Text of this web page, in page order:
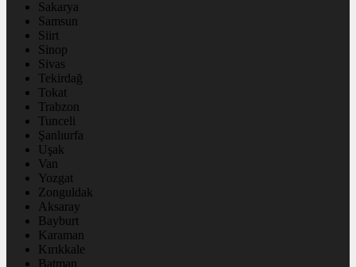
Sakarya
Samsun
Siirt
Sinop
Sivas
Tekirdağ
Tokat
Trabzon
Tunceli
Şanlıurfa
Uşak
Van
Yozgat
Zonguldak
Aksaray
Bayburt
Karaman
Kırıkkale
Batman